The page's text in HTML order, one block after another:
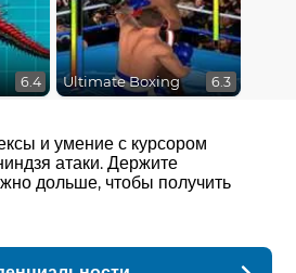
6.4 Ultimate Boxing 6.3
и умение с курсором
атаки. Держите
дольше, чтобы получить